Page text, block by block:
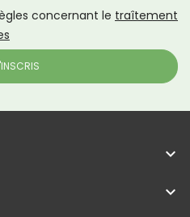
concernant le traîtement
keyboard_arrow_down
keyboard_arrow_down